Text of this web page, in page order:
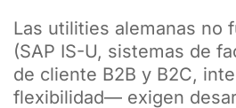
Las utilities alemanas no
(SAP IS-U, sistemas de
de cliente B2B y B2C,
flexibilidad— exigen